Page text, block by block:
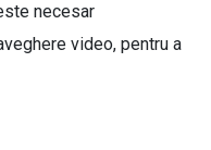
necesar
video, pentru a